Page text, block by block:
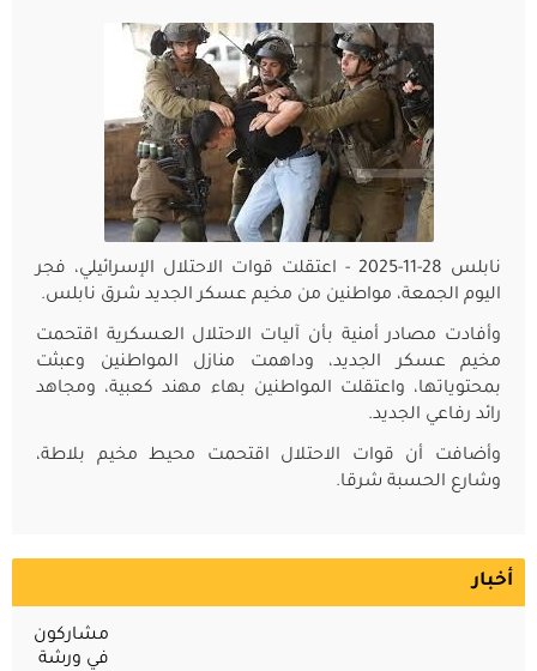
نابلس 28-11-2025 - اعتقلت قوات الاحتلال الإسرائيلي، فجر
اليوم الجمعة، مواطنين من مخيم عسكر الجديد شرق نابلس.
وأفادت مصادر أمنية بأن آليات الاحتلال العسكرية اقتحمت
مخيم عسكر الجديد، وداهمت منازل المواطنين وعبثت
بمحتوياتها، واعتقلت المواطنين بهاء مهند كعبية، ومجاهد
رائد رفاعي الجديد.
وأضافت أن قوات الاحتلال اقتحمت محيط مخيم بلاطة،
وشارع الحسبة شرقا.
أخبار
مشاركون
في ورشة